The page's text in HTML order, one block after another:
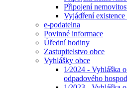
Připojení
Vyjádření existence
e-podatelna
Povinné informace
Úřední hodiny
Zastupitelstvo obce
Vyhlášky obce
1⁄2024 - Vyhláška
odpadového